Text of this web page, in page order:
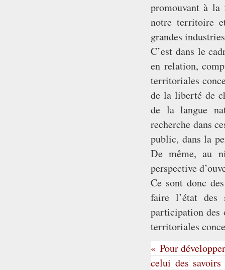
promouvant à la
notre territoire
grandes
C’est dans le
en relation,
territoriales
de la liberté de
de la langue
recherche dans
public, dans la
De même, au
perspective
Ce sont donc
faire l’état des
participation des
territoriales
« Pour
celui des